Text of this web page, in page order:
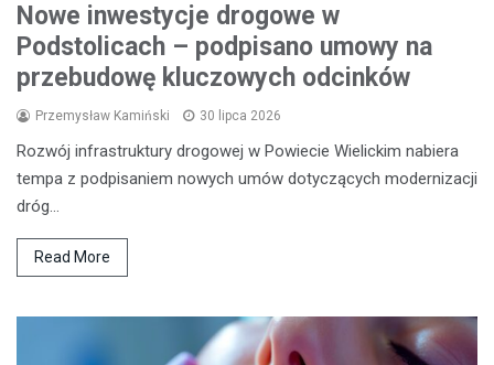
Nowe inwestycje drogowe w
Podstolicach – podpisano umowy na
przebudowę kluczowych odcinków
Przemysław Kamiński 30 lipca 2026
Rozwój infrastruktury drogowej w Powiecie Wielickim nabiera
tempa z podpisaniem nowych umów dotyczących modernizacji
dróg…
Read More